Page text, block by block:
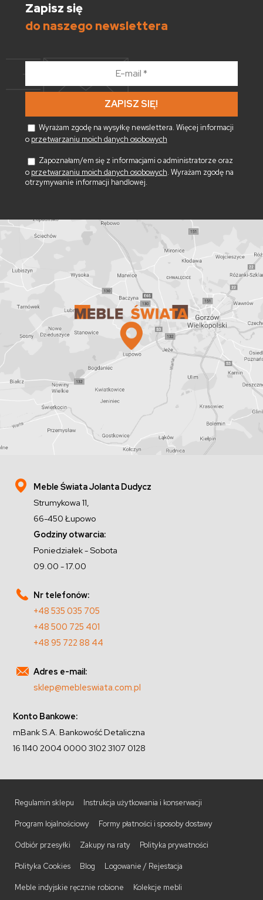
Zapisz się
do naszego newslettera
*
Wyrażam zgodę na wysyłkę newslettera. Więcej informacji
o przetwarzaniu moich danych osobowych
Zapoznałam/em się z informacjami o administratorze oraz
o przetwarzaniu moich danych osobowych. Wyrażam zgodę na
otrzymywanie informacji handlowej.
Meble Świata Jolanta Dudycz
Strumykowa 11,
66-450 Łupowo
Godziny otwarcia:
Poniedziałek - Sobota
09.00 - 17.00
Nr telefonów:
+48 535 035 705
+48 500 725 401
+48 95 722 88 44
Adres e-mail:
sklep@mebleswiata.com.pl
Konto Bankowe:
mBank S.A. Bankowość Detaliczna
16 1140 2004 0000 3102 3107 0128
Regulamin sklepu Instrukcja użytkowania i konserwacji
Program lojalnościowy Formy płatności i sposoby dostawy
Odbiór przesyłki Zakupy na raty Polityka prywatności
Polityka Cookies Blog Logowanie / Rejestacja
Meble indyjskie ręcznie robione Kolekcje mebli